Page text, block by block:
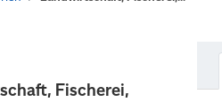
Fischerei,